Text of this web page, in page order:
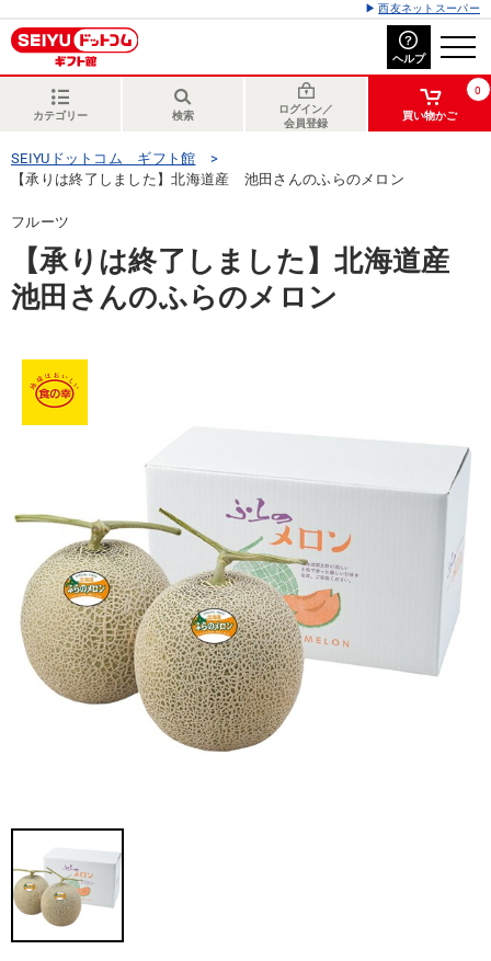
西友ネットスーパー
ヘルプ
カテゴリー 検索
ログイン／
会員登録
0
買い物かご
SEIYUドットコム ギフト館
【承りは終了しました】北海道産 池田さんのふらのメロン
フルーツ
【承りは終了しました】北海道産
池田さんのふらのメロン